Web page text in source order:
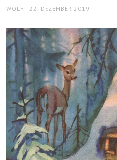
AUTHOR
WOLF
POSTED
22. DEZEMBER 2019